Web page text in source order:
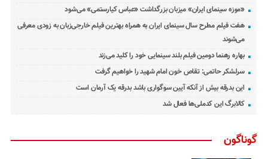
«موزه سینمای ایران» میزبان بزرگداشت «عباس کیارستمی» می‌شود
هفت فیلم مطرح سال سینمای ایران به همراه بهترین فیلم خارجی‌زبان به زودی معرفی
می‌شوند
بهاره رهنما دومین فیلم بلند سینمایی خود را کلید می‌زند
سرلشکر حاتمی: تقاص خون امام شهید را خواهیم گرفت
این بدرقه بیش از آنکه آیین سوگواری باشد بدرقه یک آرمان است
کالابرگ این کدملی‌ها فعال شد
گوناگون